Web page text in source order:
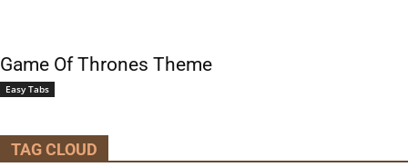
Game Of Thrones Theme
Easy Tabs
TAG CLOUD